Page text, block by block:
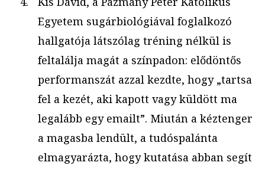
Egyetem sugárbiológiával foglalkozó
hallgatója látszólag tréning nélkül is
feltalálja magát a színpadon: elődöntős
performanszát azzal kezdte, hogy „tartsa
fel a kezét, aki kapott vagy küldött ma
legalább egy emailt”. Miután a kéztenger
a magasba lendült, a tudóspalánta
elmagyarázta, hogy kutatása abban segít